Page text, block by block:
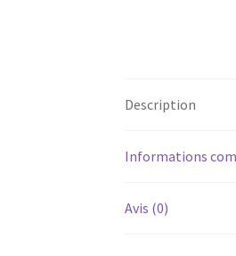
Description
Informations
Avis (0)